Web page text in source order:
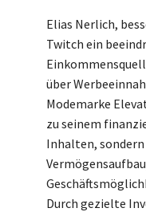
Elias Nerlich,
Twitch ein
über
Modemarke
zu seinem
Inhalten,
Durch gezielte